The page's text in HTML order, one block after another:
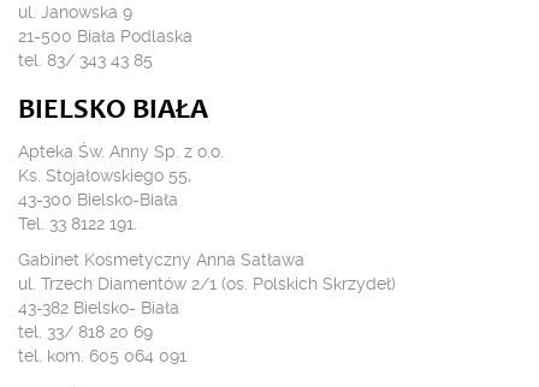
ul. Janowska 9
21-500 Biała Podlaska
tel. 83/ 343 43 85
BIELSKO BIAŁA
Apteka Św. Anny Sp. z o.o.
Ks. Stojałowskiego 55,
43-300 Bielsko-Biała
Tel. 33 8122 191.
Gabinet Kosmetyczny Anna Satława
ul. Trzech Diamentów 2/1 (os. Polskich Skrzydeł)
43-382 Bielsko- Biała
tel. 33/ 818 20 69
tel. kom. 605 064 091